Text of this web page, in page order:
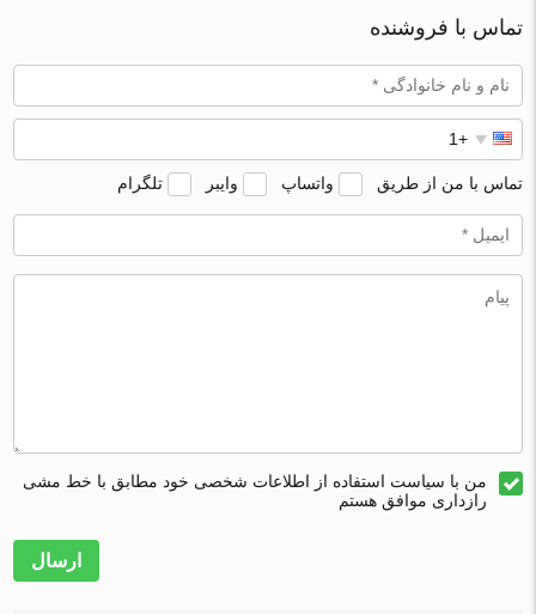
تماس با فروشنده
تماس با من از طریق واتساپ وایبر تلگرام
من با سیاست استفاده از اطلاعات شخصی خود مطابق با خط مشی
رازداری موافق هستم
ارسال